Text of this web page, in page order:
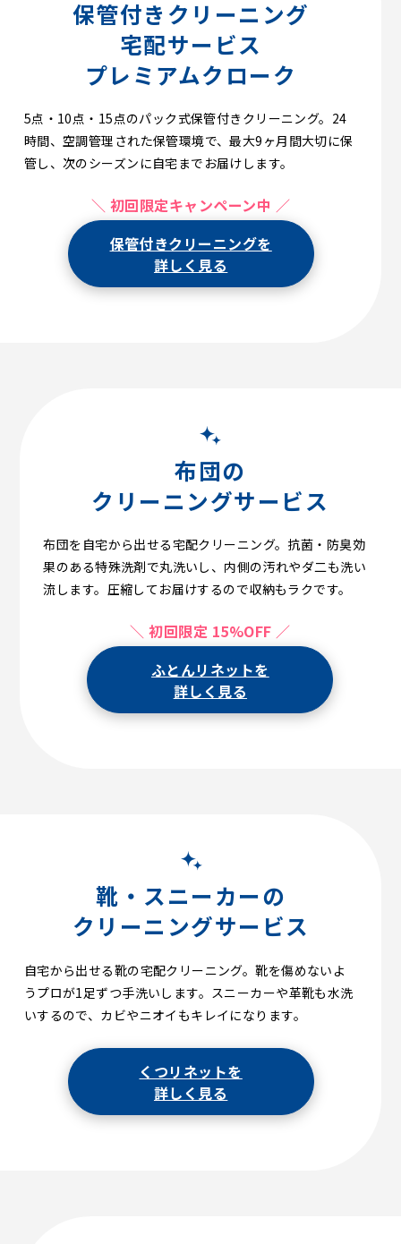
保管付きクリーニング
宅配サービス
プレミアムクローク
5点・10点・15点のパック式保管付きクリーニング。24
時間、空調管理された保管環境で、最大9ヶ月間大切に保
管し、次のシーズンに自宅までお届けします。
＼ 初回限定キャンペーン中 ／
保管付きクリーニングを
詳しく見る
布団の
クリーニングサービス
布団を自宅から出せる宅配クリーニング。抗菌・防臭効
果のある特殊洗剤で丸洗いし、内側の汚れやダ二も洗い
流します。圧縮してお届けするので収納もラクです。
＼ 初回限定 15%OFF ／
ふとんリネットを
詳しく見る
靴・スニーカーの
クリーニングサービス
自宅から出せる靴の宅配クリーニング。靴を傷めないよ
うプロが1足ずつ手洗いします。スニーカーや革靴も水洗
いするので、カビやニオイもキレイになります。
くつリネットを
詳しく見る